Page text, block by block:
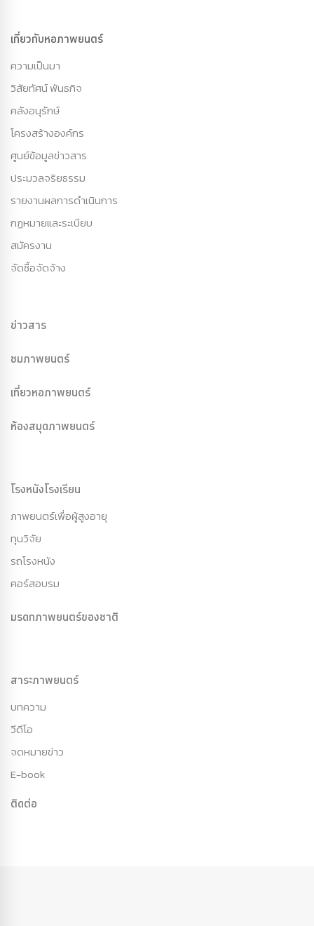
เกี่ยวกับหอภาพยนตร์
ความเป็นมา
วิสัยทัศน์ พันธกิจ
คลังอนุรักษ์
โครงสร้างองค์กร
ศูนย์ข้อมูลข่าวสาร
ประมวลจริยธรรม
รายงานผลการดำเนินการ
กฏหมายและระเบียบ
สมัครงาน
จัดซื้อจัดจ้าง
ข่าวสาร
ชมภาพยนตร์
เที่ยวหอภาพยนตร์
ห้องสมุดภาพยนตร์
โรงหนังโรงเรียน
ภาพยนตร์เพื่อผู้สูงอายุ
ทุนวิจัย
รถโรงหนัง
คอร์สอบรม
มรดกภาพยนตร์ของชาติ
สาระภาพยนตร์
บทความ
วีดีโอ
จดหมายข่าว
E-book
ติดต่อ